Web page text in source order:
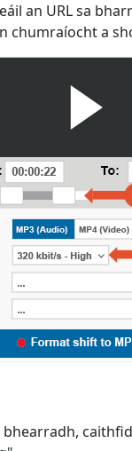
an URL sa
chumraíocht a